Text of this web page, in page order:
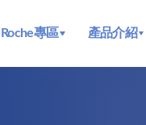
Roche專區 產品介紹